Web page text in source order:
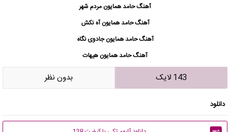
آهنگ حامد همایون مردم شهر
آهنگ حامد همایون آه نکش
آهنگ حامد همایون جادوی نگاه
آهنگ حامد همایون هیهات
143 لایک بدون نظر
دانلود